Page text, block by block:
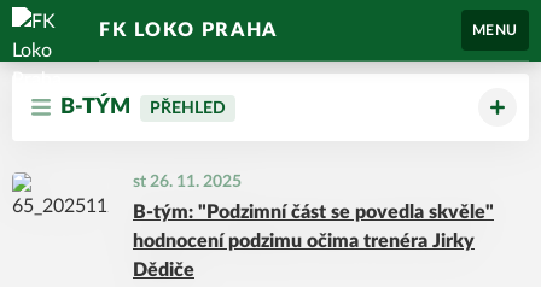
FK LOKO PRAHA MENU
B-TÝM PŘEHLED
st 26. 11. 2025
B-tým: "Podzimní část se povedla skvěle"
hodnocení podzimu očima trenéra Jirky
Dědiče